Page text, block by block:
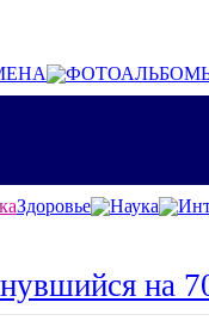
Здоровье Наука
на